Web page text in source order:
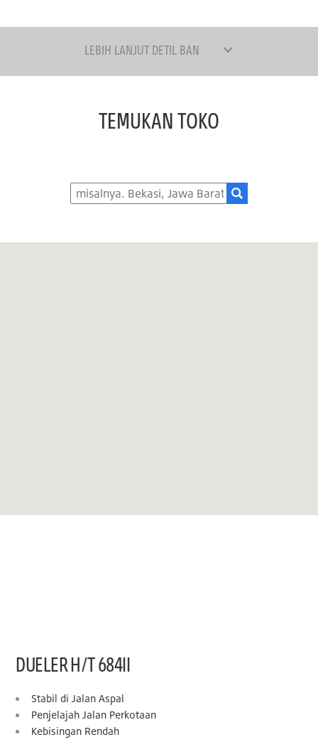
LEBIH LANJUT DETIL BAN
TEMUKAN TOKO
DUELER H/T 684II
Stabil di Jalan Aspal
Penjelajah Jalan Perkotaan
Kebisingan Rendah